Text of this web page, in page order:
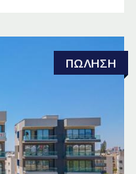
ΠΏΛΗΣΗ